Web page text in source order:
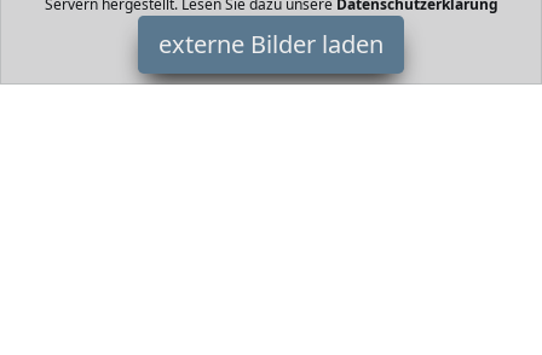
Servern hergestellt. Lesen Sie dazu unsere Datenschutzerklärung
externe Bilder laden